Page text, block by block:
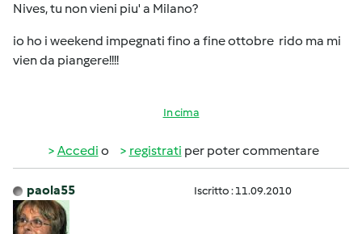
Nives, tu non vieni piu' a Milano?
io ho i weekend impegnati fino a fine ottobre rido ma mi
vien da piangere!!!!
In cima
Accedi o registrati per poter commentare
paola55 Iscritto : 11.09.2010